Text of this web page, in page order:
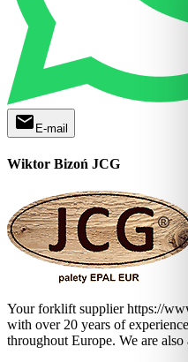
mail E-mail
Wiktor Bizoń JCG
Your forklift supplier https://
with over 20 years of
throughout Europe. We are